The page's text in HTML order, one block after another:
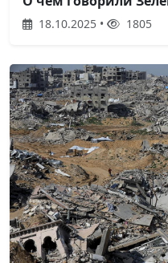
18.10.2025 • 1805